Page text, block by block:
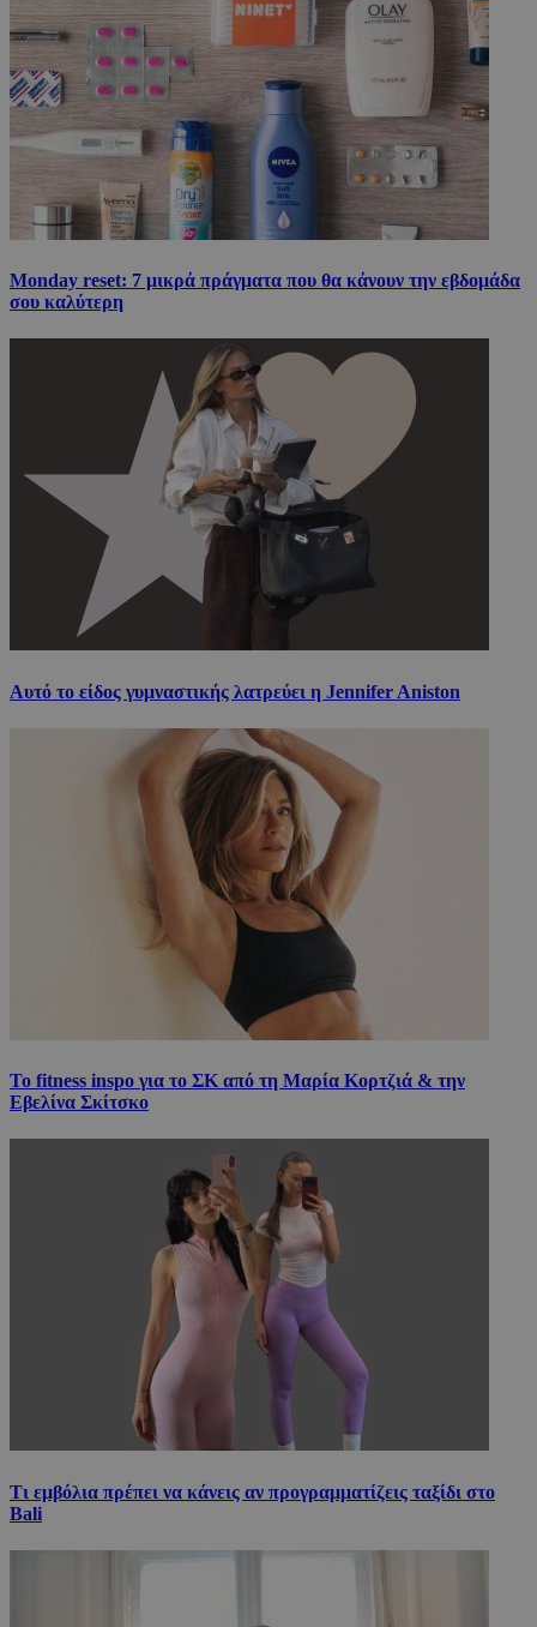
Monday reset: 7 μικρά πράγματα που θα κάνουν την εβδομάδα
σου καλύτερη
Αυτό το είδος γυμναστικής λατρεύει η Jennifer Aniston
Το fitness inspo για το ΣΚ από τη Μαρία Κορτζιά & την
Εβελίνα Σκίτσκο
Τι εμβόλια πρέπει να κάνεις αν προγραμματίζεις ταξίδι στο
Bali